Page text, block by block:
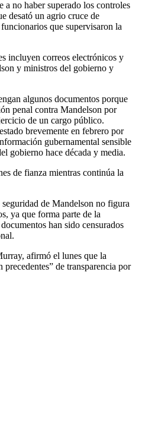
a no haber superado los controles
desató un agrio cruce de
que supervisaron la
incluyen correos electrónicos y
y ministros del gobierno y
algunos documentos porque
penal contra Mandelson por
de un cargo público.
brevemente en febrero por
gubernamental sensible
gobierno hace década y media.
de fianza mientras continúa la
de Mandelson no figura
ya que forma parte de la
han sido censurados
afirmó el lunes que la
de transparencia por